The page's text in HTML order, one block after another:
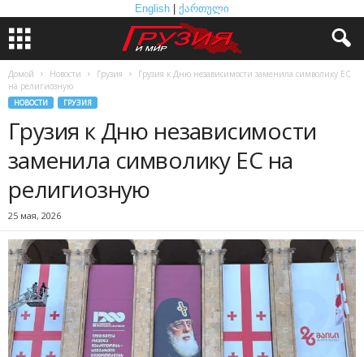
English ქართული
Домой Новости Грузия
Грузия к Дню независимости заменила символику ЕС
на религиозную
НОВОСТИ ГРУЗИЯ
Грузия к Дню независимости
заменила символику ЕС на
религиозную
25 мая, 2026